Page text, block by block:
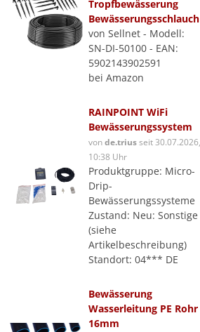
Tropfbewässerung
Bewässerungsschlauch
von Sellnet - Modell:
SN-DI-50100 - EAN:
5902143902591
bei Amazon
RAINPOINT WiFi
Bewässerungssystem
vonde.triusseit 30.07.2026,
10:38 Uhr
Produktgruppe: Micro-
Drip-
Bewässerungssysteme
Zustand: Neu: Sonstige
(siehe
Artikelbeschreibung)
Standort: 04*** DE
Bewässerung
Wasserleitung PE Rohr
16mm